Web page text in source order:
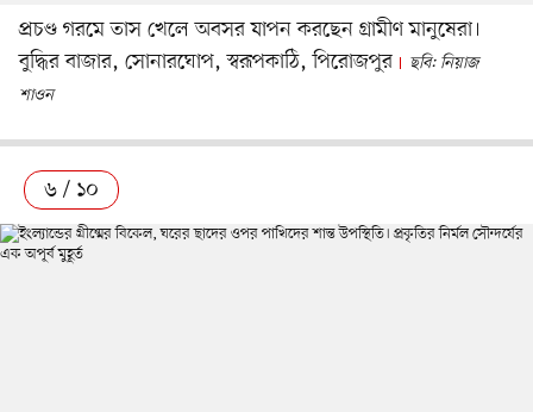
প্রচণ্ড গরমে তাস খেলে অবসর যাপন করছেন গ্রামীণ মানুষেরা।
বুদ্ধির বাজার, সোনারঘোপ, স্বরূপকাঠি, পিরোজপুর
ছবি: নিয়াজ
শাওন
৬ / ১০